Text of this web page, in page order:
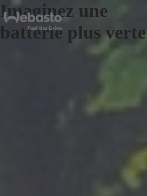
Imaginez une
batterie plus verte